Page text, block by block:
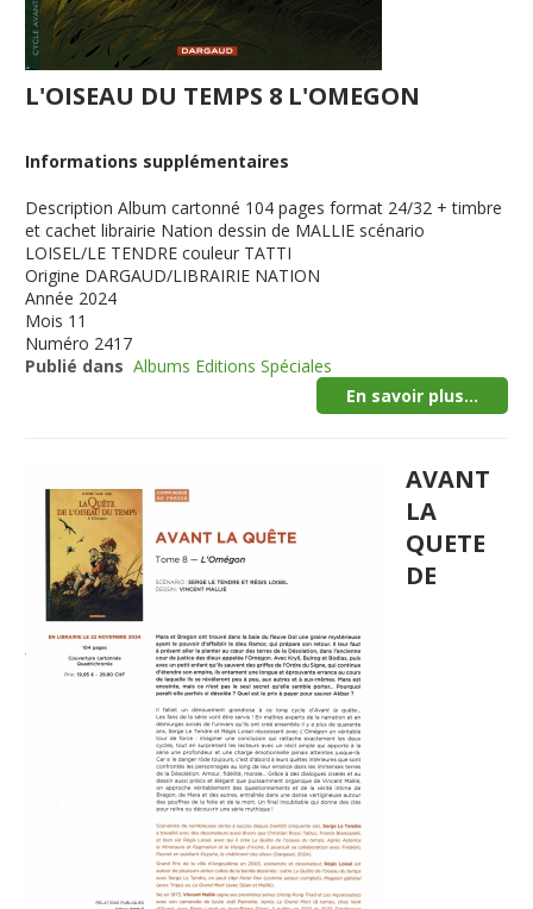
L'OISEAU DU TEMPS 8 L'OMEGON
Informations supplémentaires
Description Album cartonné 104 pages format 24/32 + timbre
et cachet librairie Nation dessin de MALLIE scénario
LOISEL/LE TENDRE couleur TATTI
Origine DARGAUD/LIBRAIRIE NATION
Année 2024
Mois 11
Numéro 2417
Publié dans Albums Editions Spéciales
En savoir plus...
AVANT
LA
QUETE
DE